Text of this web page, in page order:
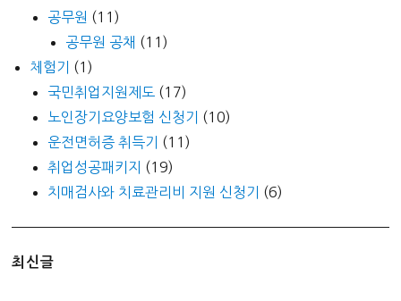
공무원 (11)
공무원 공채 (11)
체험기
(1)
국민취업지원제도 (17)
노인장기요양보험 신청기
(10)
운전면허증 취득기
(11)
취업성공패키지
(19)
치매검사와 치료관리비 지원 신청기
(6)
최신글